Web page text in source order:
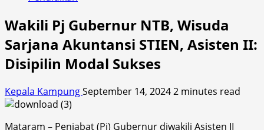
Wakili Pj Gubernur NTB, Wisuda
Sarjana Akuntansi STIEN, Asisten II:
Disipilin Modal Sukses
Kepala KampungSeptember 14, 20242 minutes read
Mataram – Penjabat (Pj) Gubernur diwakili Asisten II